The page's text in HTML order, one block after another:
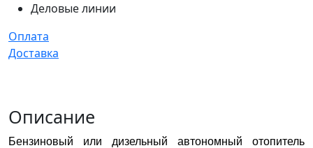
Деловые линии
Оплата
Доставка
Описание
Бензиновый или дизельный автономный отопитель